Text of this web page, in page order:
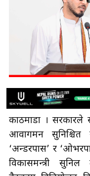
काठमाडौँ । सरकारले
आवागमन सुनिश्चित
‘अन्डरपास’ र
विकासमन्त्री